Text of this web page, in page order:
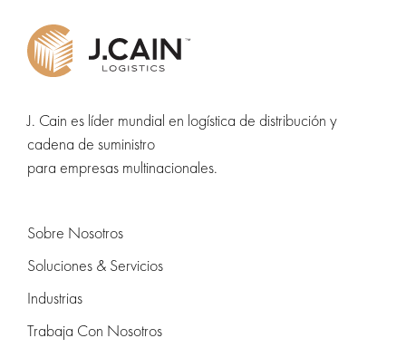
J. Cain es líder mundial en logística de distribución y
cadena de suministro
para empresas multinacionales.
Sobre Nosotros
Soluciones & Servicios
Industrias
Trabaja Con Nosotros